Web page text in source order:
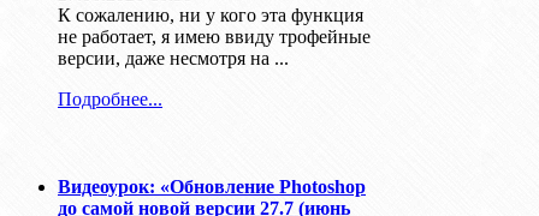
К сожалению, ни у кого эта функция
не работает, я имею ввиду трофейные
версии, даже несмотря на ...
Подробнее...
Видеоурок: «Обновление Photoshop
до самой новой версии 27.7 (июнь